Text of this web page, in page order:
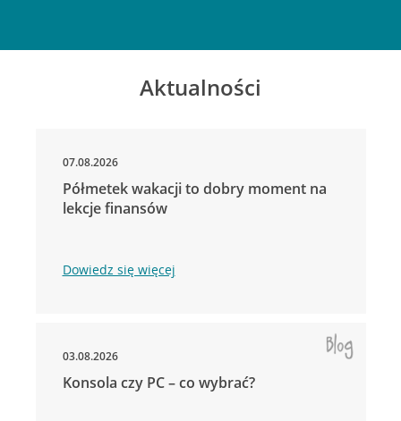
Aktualności
07.08.2026
Półmetek wakacji to dobry moment na
lekcje finansów
Dowiedz się więcej
03.08.2026
Konsola czy PC – co wybrać?